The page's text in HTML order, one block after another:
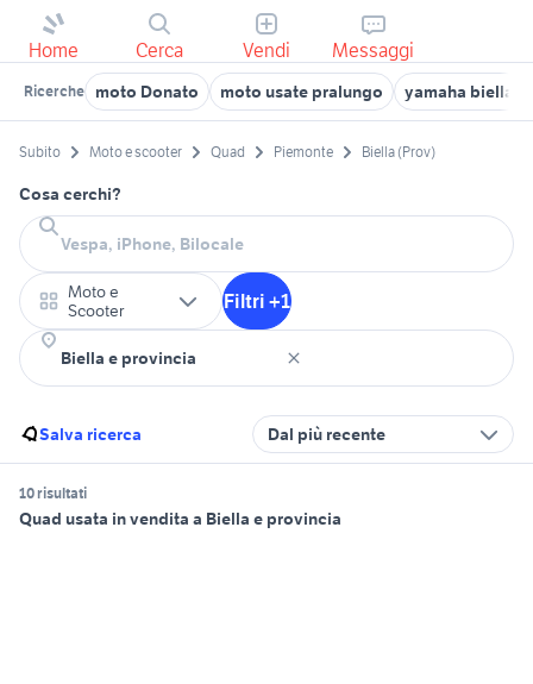
Home Cerca Vendi Messaggi
Ricerche moto Donato moto usate pralungo yamaha biella
Subito Moto e scooter Quad Piemonte Biella (Prov)
Cosa cerchi?
Moto e
Scooter
Filtri +1
Salva ricerca Dal più recente
10 risultati
Quad usata in vendita a Biella e provincia